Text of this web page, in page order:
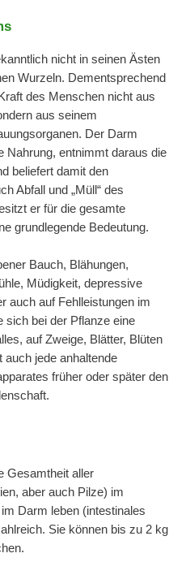
nicht in seinen Ästen
Wurzeln. Dementsprechend
des Menschen nicht aus
aus seinem
Der Darm
Nahrung, entnimmt daraus die
beliefert damit den
Abfall und „Müll“ des
er für die gesamte
grundlegende Bedeutung.
Bauch, Blähungen,
Müdigkeit, depressive
auch auf Fehlleistungen im
sich bei der Pflanze eine
auf Zweige, Blätter, Blüten
jede anhaltende
früher oder später den
Gesamtheit aller
aber auch Pilze) im
Darm leben (intestinales
Sie können bis zu 2 kg